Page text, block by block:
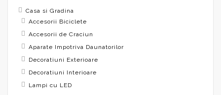
Casa si Gradina
Accesorii Biciclete
Accesorii de Craciun
Aparate Impotriva Daunatorilor
Decoratiuni Exterioare
Decoratiuni Interioare
Lampi cu LED